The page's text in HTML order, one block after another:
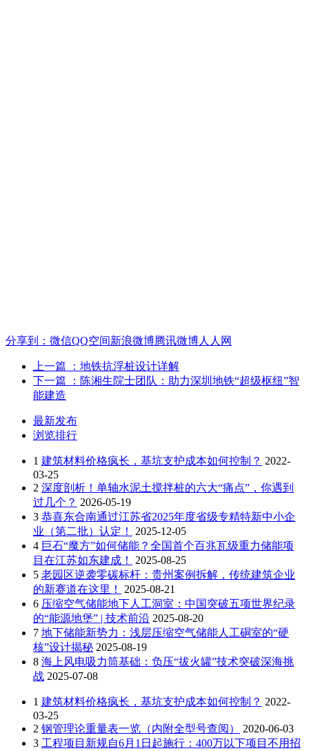
分享到： 微信QQ空间新浪微博腾讯微博人人网
上一篇
：地铁抗浮桩设计详解
下一篇
：陈湘生院士团队：助力深圳地铁“超级枢纽”智
能建造
最新发布
浏览排行
1 建筑材料价格疯长，基坑支护成本如何控制？ 2022-
03-25
2 深度剖析！单轴水泥土搅拌桩的六大“痛点”，你遇到
过几个？ 2026-05-19
3 恭喜东合南通过江苏省2025年度省级专精特新中小企
业（第二批）认定！
2025-12-05
4 巨石“魔方”如何储能？全国首个百兆瓦级重力储能项
目在江苏如东建成！
2025-08-25
5 老园区逆袭零碳标杆：贵州案例拆解，传统建筑企业
的新赛道在这里！
2025-08-21
6 压缩空气储能地下人工洞室：中国突破五项世界纪录
的“能源地堡” | 技术前沿 2025-08-20
7 地下储能新势力：浅层压缩空气储能人工硐室的“硬
核”设计揭秘 2025-08-19
8 海上风电吸力筒基础：负压“拔火罐”技术突破深海挑
战 2025-07-08
1 建筑材料价格疯长，基坑支护成本如何控制？ 2022-
03-25
2 钢管理论重量表一览（内附全型号查阅）
2020-06-03
3 工程项目新规自6月1日起施行：400万以下项目不用招